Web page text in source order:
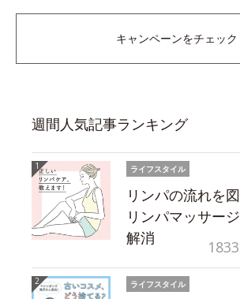
キャンペーンをチェック
週間人気記事ランキング
ライフスタイル
リンパの流れを
リンパマッサー
解消
ライフスタイル